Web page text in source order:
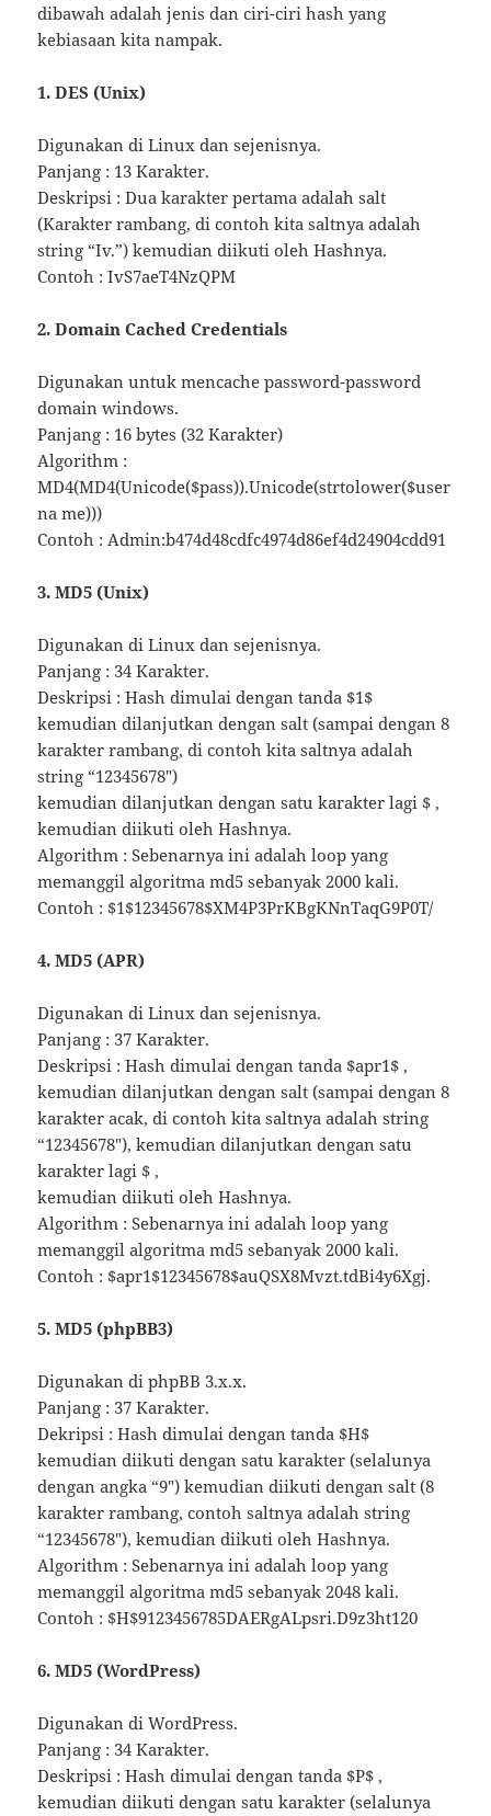
dibawah adalah jenis dan ciri-ciri hash yang
kebiasaan kita nampak.
1. DES (Unix)
Digunakan di Linux dan sejenisnya.
Panjang : 13 Karakter.
Deskripsi : Dua karakter pertama adalah salt
(Karakter rambang, di contoh kita saltnya adalah
string “Iv.”) kemudian diikuti oleh Hashnya.
Contoh : IvS7aeT4NzQPM
2. Domain Cached Credentials
Digunakan untuk mencache password-password
domain windows.
Panjang : 16 bytes (32 Karakter)
Algorithm :
MD4(MD4(Unicode($pass)).Unicode(strtolower($user
na me)))
Contoh : Admin:b474d48cdfc4974d86ef4d24904cdd91
3. MD5 (Unix)
Digunakan di Linux dan sejenisnya.
Panjang : 34 Karakter.
Deskripsi : Hash dimulai dengan tanda $1$
kemudian dilanjutkan dengan salt (sampai dengan 8
karakter rambang, di contoh kita saltnya adalah
string “12345678″)
kemudian dilanjutkan dengan satu karakter lagi $ ,
kemudian diikuti oleh Hashnya.
Algorithm : Sebenarnya ini adalah loop yang
memanggil algoritma md5 sebanyak 2000 kali.
Contoh : $1$12345678$XM4P3PrKBgKNnTaqG9P0T/
4. MD5 (APR)
Digunakan di Linux dan sejenisnya.
Panjang : 37 Karakter.
Deskripsi : Hash dimulai dengan tanda $apr1$ ,
kemudian dilanjutkan dengan salt (sampai dengan 8
karakter acak, di contoh kita saltnya adalah string
“12345678″), kemudian dilanjutkan dengan satu
karakter lagi $ ,
kemudian diikuti oleh Hashnya.
Algorithm : Sebenarnya ini adalah loop yang
memanggil algoritma md5 sebanyak 2000 kali.
Contoh : $apr1$12345678$auQSX8Mvzt.tdBi4y6Xgj.
5. MD5 (phpBB3)
Digunakan di phpBB 3.x.x.
Panjang : 37 Karakter.
Dekripsi : Hash dimulai dengan tanda $H$
kemudian diikuti dengan satu karakter (selalunya
dengan angka “9″) kemudian diikuti dengan salt (8
karakter rambang, contoh saltnya adalah string
“12345678″), kemudian diikuti oleh Hashnya.
Algorithm : Sebenarnya ini adalah loop yang
memanggil algoritma md5 sebanyak 2048 kali.
Contoh : $H$9123456785DAERgALpsri.D9z3ht120
6. MD5 (WordPress)
Digunakan di WordPress.
Panjang : 34 Karakter.
Deskripsi : Hash dimulai dengan tanda $P$ ,
kemudian diikuti dengan satu karakter (selalunya